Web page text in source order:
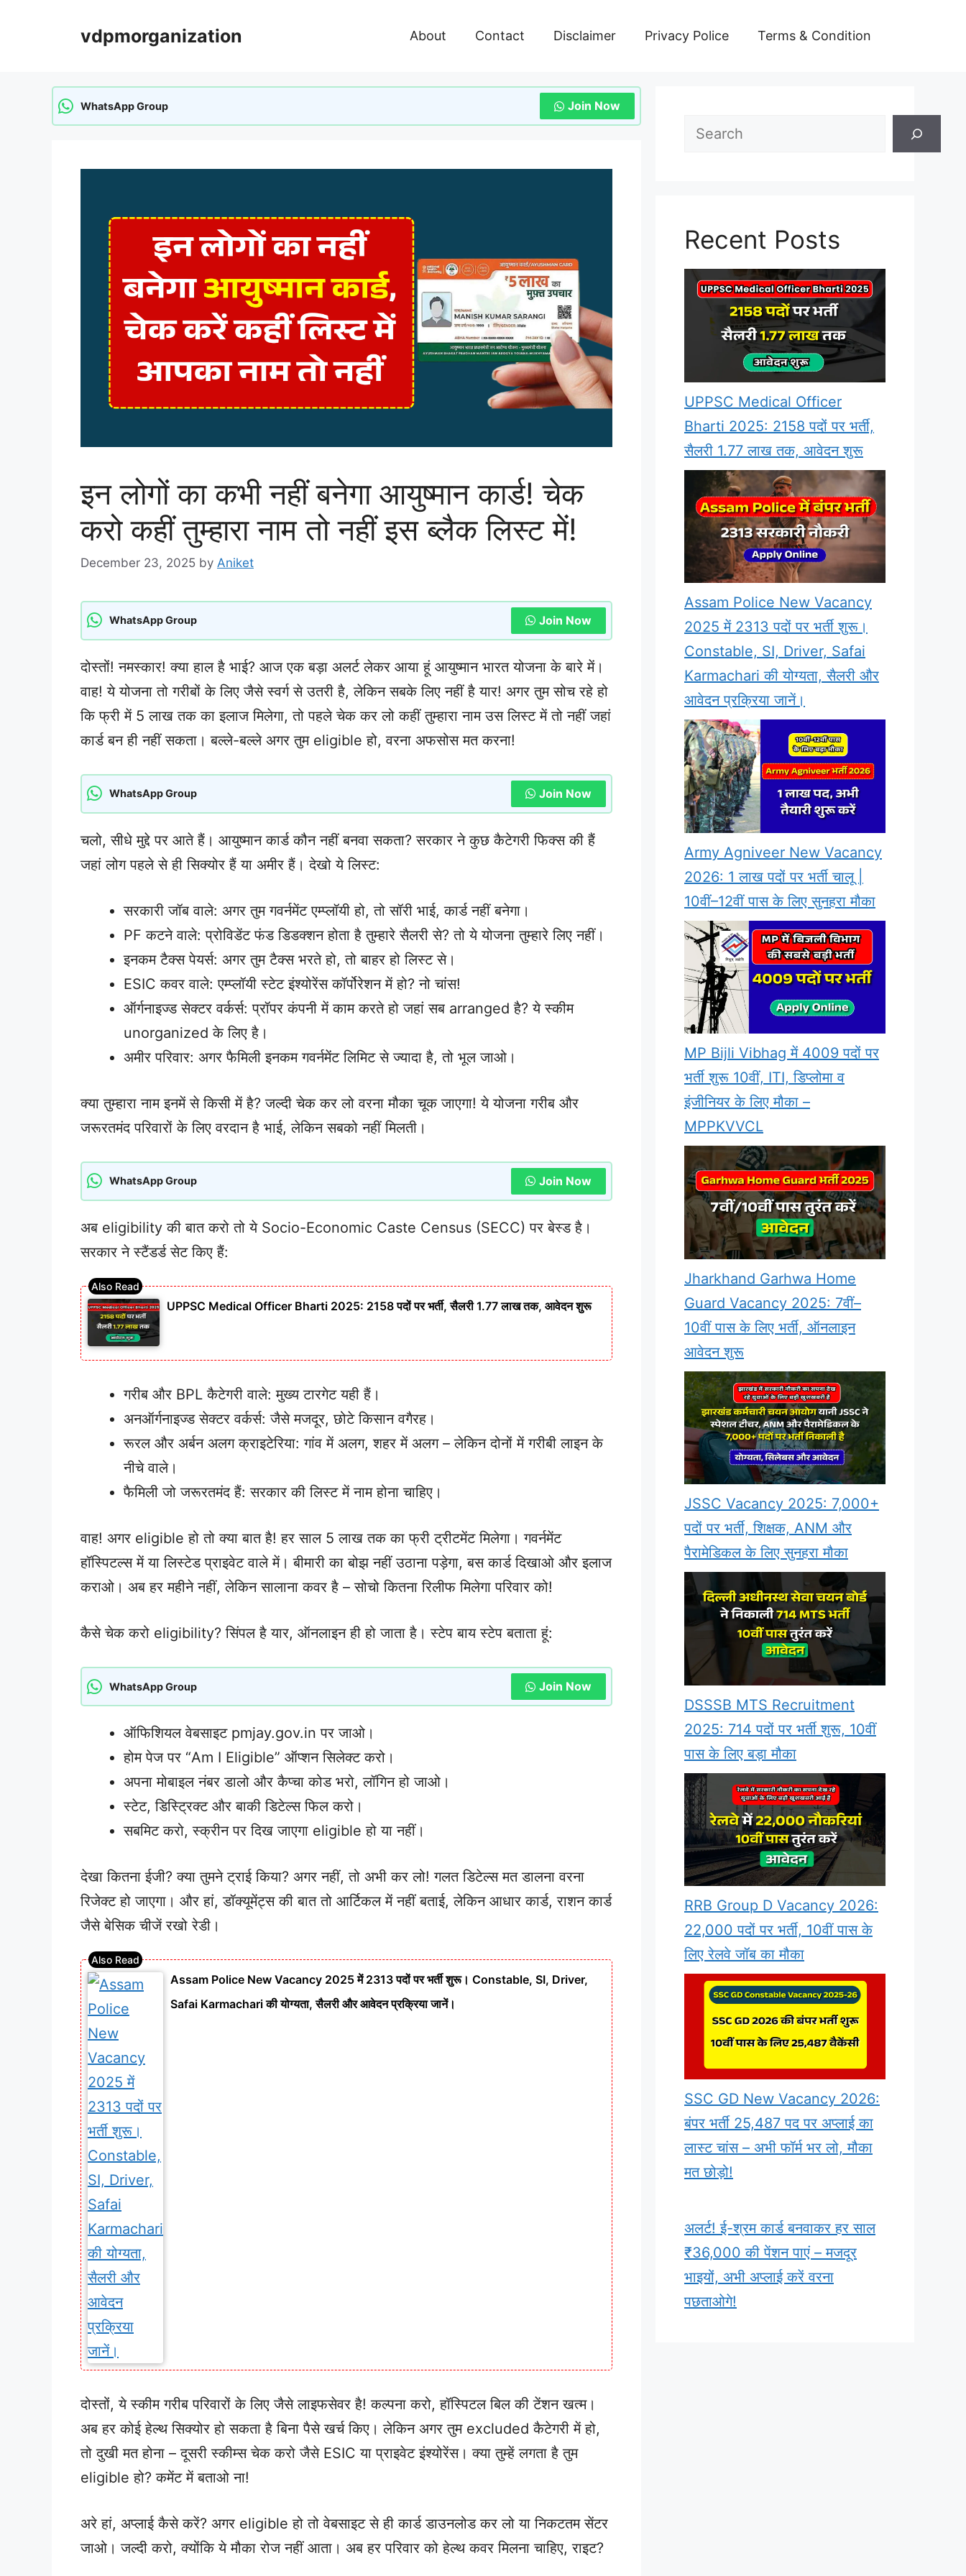
vdpmorganization About Contact Disclaimer Privacy Police Terms & Condition
WhatsApp Group Join Now
इन लोगों का कभी नहीं बनेगा आयुष्मान कार्ड! चेक
करो कहीं तुम्हारा नाम तो नहीं इस ब्लैक लिस्ट में!
December 23, 2025 by Aniket
WhatsApp Group Join Now
दोस्तों! नमस्कार! क्या हाल है भाई? आज एक बड़ा अलर्ट लेकर आया हूं आयुष्मान भारत योजना के बारे में।
वाह! ये योजना तो गरीबों के लिए जैसे स्वर्ग से उतरी है, लेकिन सबके लिए नहीं है यार! अगर तुम सोच रहे हो
कि फ्री में 5 लाख तक का इलाज मिलेगा, तो पहले चेक कर लो कहीं तुम्हारा नाम उस लिस्ट में तो नहीं जहां
कार्ड बन ही नहीं सकता। बल्ले-बल्ले अगर तुम eligible हो, वरना अफसोस मत करना!
WhatsApp Group Join Now
चलो, सीधे मुद्दे पर आते हैं। आयुष्मान कार्ड कौन नहीं बनवा सकता? सरकार ने कुछ कैटेगरी फिक्स की हैं
जहां लोग पहले से ही सिक्योर हैं या अमीर हैं। देखो ये लिस्ट:
सरकारी जॉब वाले: अगर तुम गवर्नमेंट एम्प्लॉयी हो, तो सॉरी भाई, कार्ड नहीं बनेगा।
PF कटने वाले: प्रोविडेंट फंड डिडक्शन होता है तुम्हारे सैलरी से? तो ये योजना तुम्हारे लिए नहीं।
इनकम टैक्स पेयर्स: अगर तुम टैक्स भरते हो, तो बाहर हो लिस्ट से।
ESIC कवर वाले: एम्प्लॉयी स्टेट इंश्योरेंस कॉर्पोरेशन में हो? नो चांस!
ऑर्गनाइज्ड सेक्टर वर्कर्स: प्रॉपर कंपनी में काम करते हो जहां सब arranged है? ये स्कीम
unorganized के लिए है।
अमीर परिवार: अगर फैमिली इनकम गवर्नमेंट लिमिट से ज्यादा है, तो भूल जाओ।
क्या तुम्हारा नाम इनमें से किसी में है? जल्दी चेक कर लो वरना मौका चूक जाएगा! ये योजना गरीब और
जरूरतमंद परिवारों के लिए वरदान है भाई, लेकिन सबको नहीं मिलती।
WhatsApp Group Join Now
अब eligibility की बात करो तो ये Socio-Economic Caste Census (SECC) पर बेस्ड है।
सरकार ने स्टैंडर्ड सेट किए हैं:
UPPSC Medical Officer Bharti 2025: 2158 पदों पर भर्ती, सैलरी 1.77 लाख तक, आवेदन शुरू
गरीब और BPL कैटेगरी वाले: मुख्य टारगेट यही हैं।
अनऑर्गनाइज्ड सेक्टर वर्कर्स: जैसे मजदूर, छोटे किसान वगैरह।
रूरल और अर्बन अलग क्राइटेरिया: गांव में अलग, शहर में अलग – लेकिन दोनों में गरीबी लाइन के
नीचे वाले।
फैमिली जो जरूरतमंद हैं: सरकार की लिस्ट में नाम होना चाहिए।
वाह! अगर eligible हो तो क्या बात है! हर साल 5 लाख तक का फ्री ट्रीटमेंट मिलेगा। गवर्नमेंट
हॉस्पिटल्स में या लिस्टेड प्राइवेट वाले में। बीमारी का बोझ नहीं उठाना पड़ेगा, बस कार्ड दिखाओ और इलाज
कराओ। अब हर महीने नहीं, लेकिन सालाना कवर है – सोचो कितना रिलीफ मिलेगा परिवार को!
कैसे चेक करो eligibility? सिंपल है यार, ऑनलाइन ही हो जाता है। स्टेप बाय स्टेप बताता हूं:
WhatsApp Group Join Now
ऑफिशियल वेबसाइट pmjay.gov.in पर जाओ।
होम पेज पर “Am I Eligible” ऑप्शन सिलेक्ट करो।
अपना मोबाइल नंबर डालो और कैप्चा कोड भरो, लॉगिन हो जाओ।
स्टेट, डिस्ट्रिक्ट और बाकी डिटेल्स फिल करो।
सबमिट करो, स्क्रीन पर दिख जाएगा eligible हो या नहीं।
देखा कितना ईजी? क्या तुमने ट्राई किया? अगर नहीं, तो अभी कर लो! गलत डिटेल्स मत डालना वरना
रिजेक्ट हो जाएगा। और हां, डॉक्यूमेंट्स की बात तो आर्टिकल में नहीं बताई, लेकिन आधार कार्ड, राशन कार्ड
जैसे बेसिक चीजें रखो रेडी।
Assam Police New Vacancy 2025 में 2313 पदों पर भर्ती शुरू। Constable, SI, Driver,
Safai Karmachari की योग्यता, सैलरी और आवेदन प्रक्रिया जानें।
दोस्तों, ये स्कीम गरीब परिवारों के लिए जैसे लाइफसेवर है! कल्पना करो, हॉस्पिटल बिल की टेंशन खत्म।
अब हर कोई हेल्थ सिक्योर हो सकता है बिना पैसे खर्च किए। लेकिन अगर तुम excluded कैटेगरी में हो,
तो दुखी मत होना – दूसरी स्कीम्स चेक करो जैसे ESIC या प्राइवेट इंश्योरेंस। क्या तुम्हें लगता है तुम
eligible हो? कमेंट में बताओ ना!
अरे हां, अप्लाई कैसे करें? अगर eligible हो तो वेबसाइट से ही कार्ड डाउनलोड कर लो या निकटतम सेंटर
जाओ। जल्दी करो, क्योंकि ये मौका रोज नहीं आता। अब हर परिवार को हेल्थ कवर मिलना चाहिए, राइट?
Search
Recent Posts
UPPSC Medical Officer
Bharti 2025: 2158 पदों पर भर्ती,
सैलरी 1.77 लाख तक, आवेदन शुरू
Assam Police New Vacancy
2025 में 2313 पदों पर भर्ती शुरू।
Constable, SI, Driver, Safai
Karmachari की योग्यता, सैलरी और
आवेदन प्रक्रिया जानें।
Army Agniveer New Vacancy
2026: 1 लाख पदों पर भर्ती चालू |
10वीं–12वीं पास के लिए सुनहरा मौका
MP Bijli Vibhag में 4009 पदों पर
भर्ती शुरू 10वीं, ITI, डिप्लोमा व
इंजीनियर के लिए मौका –
MPPKVVCL
Jharkhand Garhwa Home
Guard Vacancy 2025: 7वीं–
10वीं पास के लिए भर्ती, ऑनलाइन
आवेदन शुरू
JSSC Vacancy 2025: 7,000+
पदों पर भर्ती, शिक्षक, ANM और
पैरामेडिकल के लिए सुनहरा मौका
DSSSB MTS Recruitment
2025: 714 पदों पर भर्ती शुरू, 10वीं
पास के लिए बड़ा मौका
RRB Group D Vacancy 2026:
22,000 पदों पर भर्ती, 10वीं पास के
लिए रेलवे जॉब का मौका
SSC GD New Vacancy 2026:
बंपर भर्ती 25,487 पद पर अप्लाई का
लास्ट चांस – अभी फॉर्म भर लो, मौका
मत छोड़ो!
अलर्ट! ई-श्रम कार्ड बनवाकर हर साल
₹36,000 की पेंशन पाएं – मजदूर
भाइयों, अभी अप्लाई करें वरना
पछताओगे!